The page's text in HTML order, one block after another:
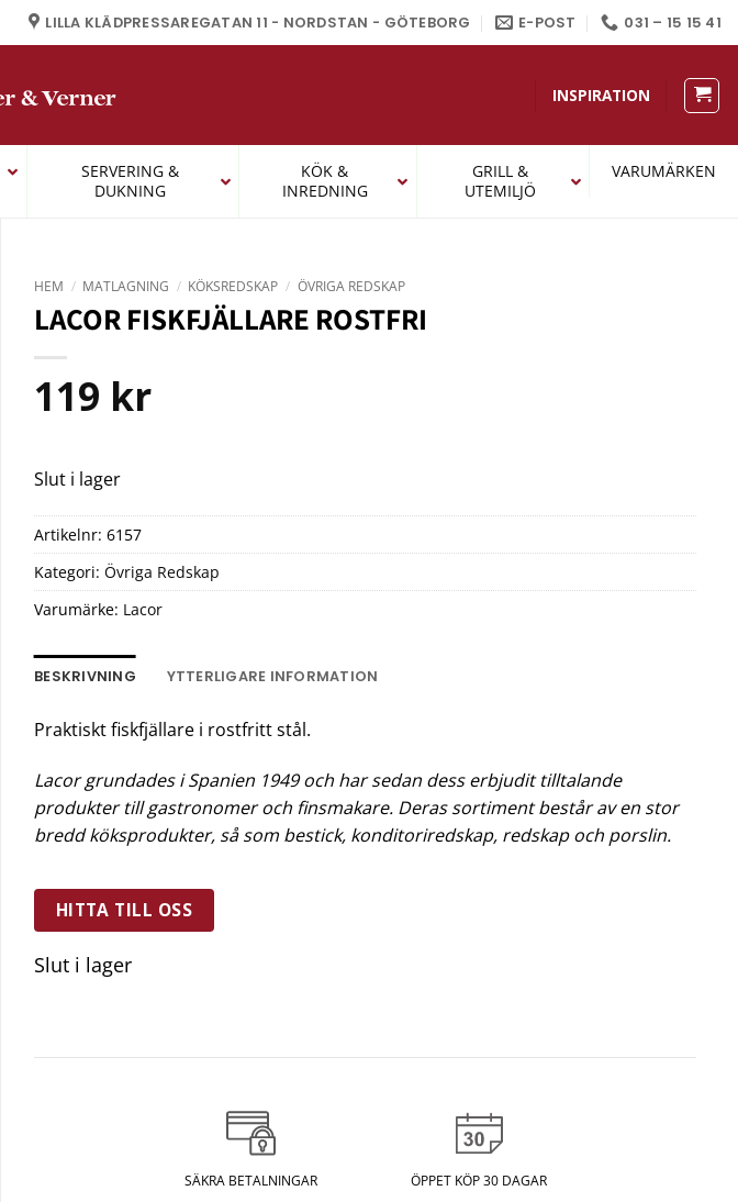
LILLA KLÄDPRESSAREGATAN 11 - NORDSTAN - GÖTEBORG E-POST 031 – 15 15 41
INSPIRATION
SERVERING &
DUKNING
KÖK &
INREDNING
GRILL &
UTEMILJÖ
VARUMÄRKEN
HEM / MATLAGNING / KÖKSREDSKAP / ÖVRIGA REDSKAP
LACOR FISKFJÄLLARE ROSTFRI
119 kr
Slut i lager
Artikelnr: 6157
Kategori: Övriga Redskap
Varumärke: Lacor
BESKRIVNING YTTERLIGARE INFORMATION
Praktiskt fiskfjällare i rostfritt stål.
Lacor grundades i Spanien 1949 och har sedan dess erbjudit tilltalande
produkter till gastronomer och finsmakare. Deras sortiment består av en stor
bredd köksprodukter, så som bestick, konditoriredskap, redskap och porslin.
HITTA TILL OSS
Slut i lager
SÄKRA BETALNINGAR ÖPPET KÖP 30 DAGAR